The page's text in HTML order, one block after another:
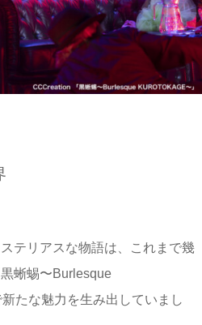
テリアスな物語は、これまで幾
蜥蜴〜Burlesque
たな魅力を生み出していまし